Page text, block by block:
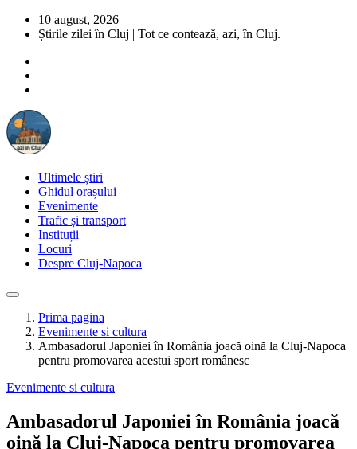
10 august, 2026
Știrile zilei în Cluj | Tot ce contează, azi, în Cluj.
Ultimele știri
Ghidul orașului
Evenimente
Trafic și transport
Instituții
Locuri
Despre Cluj-Napoca
Prima pagina
Evenimente si cultura
Ambasadorul Japoniei în România joacă oină la Cluj-Napoca
pentru promovarea acestui sport românesc
Evenimente si cultura
Ambasadorul Japoniei în România joacă
oină la Cluj-Napoca pentru promovarea